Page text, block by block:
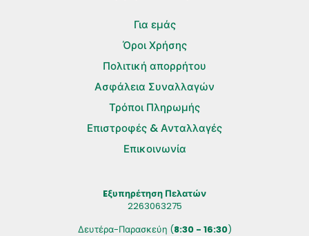
Για εμάς
Όροι Χρήσης
Πολιτική απορρήτου
Ασφάλεια Συναλλαγών
Τρόποι Πληρωμής
Επιστροφές & Ανταλλαγές
Επικοινωνία
Eξυπηρέτηση Πελατών
2263063275
Δευτέρα-Παρασκεύη (8:30 - 16:30)